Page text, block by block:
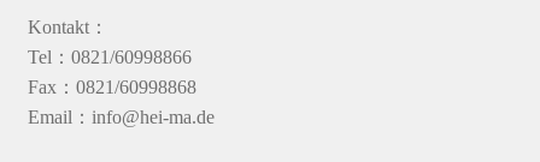
Kontakt：
Tel：0821/60998866
Fax：0821/60998868
Email：info@hei-ma.de